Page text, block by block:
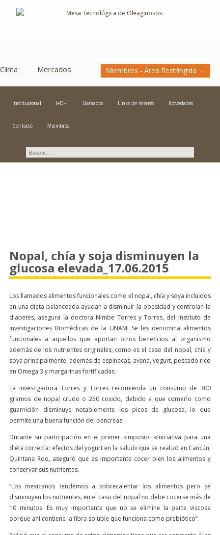
Clima Mercados Miembros - Área Restringida →
Institucional I+D+i Llamados Links de interés Novedades
Contacto Miembros
Nopal, chía y soja disminuyen la
glucosa elevada_17.06.2015
Los llamados alimentos funcionales como el nopal, chía y soya incluidos
en una dieta balanceada ayudan a disminuir la obesidad y controlan la
diabetes, asegura la doctora Nimbe Torres y Torres, del Instituto de
Investigaciones Biomédicas de la UNAM. Se les denomina alimentos
funcionales a aquellos que aportan otros beneficios al organismo
además de los nutrientes originales, como es el caso del nopal, chía y
soya principalmente, además de espinacas, avena, yogurt, pescado rico
en Omega 3 y margarinas fortificadas.
La investigadora Torres y Torres recomienda un consumo de 300
gramos de nopal crudo o 250 cosido, debido a que comerlo como
guarnición disminuye notablemente los picos de glucosa, lo que
permite una buena función del páncreas.
Durante su participación en el primer simposio: «Iniciativa para una
dieta correcta: efectos del yogurt en la salud» que se realizó en Cancún,
Quintana Roo, aseguró que es importante cocer bien los alimentos y
conservar sus nutrientes.
“Los mexicanos tendemos a sobrecalentar los alimentos pero se
disminuyen los nutrientes, en el caso del nopal no debe cocerse más de
10 minutos. Es muy importante que no se elimine la parte viscosa
porque ahí contiene la fibra soluble que funciona como prebiótico”.